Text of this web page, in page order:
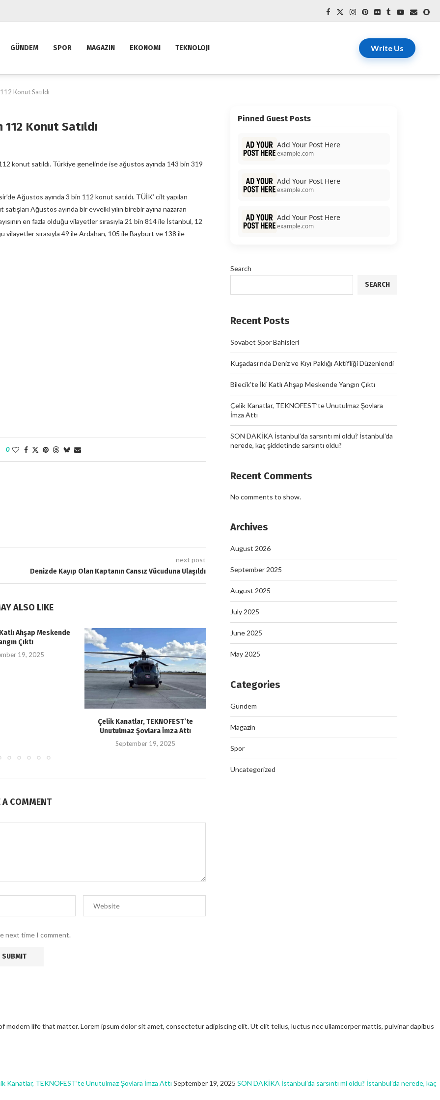
GÜNDEM SPOR MAGAZIN EKONOMI TEKNOLOJI Write Us
Konut Satıldı
112 Konut Satıldı
konut satıldı. Türkiye genelinde ise ağustos ayında 143 bin 319
Ağustos ayında 3 bin 112 konut satıldı. TÜİK’ cilt yapılan
Ağustos ayında bir evvelki yılın birebir ayına nazaran
en fazla olduğu vilayetler sırasıyla 21 bin 814 ile İstanbul, 12
sırasıyla 49 ile Ardahan, 105 ile Bayburt ve 138 ile
0
next post
Denizde Kayıp Olan Kaptanın Cansız Vücuduna Ulaşıldı
ALSO LIKE
Ahşap Meskende
Çıktı
19, 2025
Çelik Kanatlar, TEKNOFEST’te
Unutulmaz Şovlara İmza Attı
September 19, 2025
oldu? İstanbul’da nerede,...
September 19, 2025
A COMMENT
next time I comment.
Pinned Guest Posts
Add Your Post Here
example.com
Add Your Post Here
example.com
Add Your Post Here
example.com
Search
SEARCH
Recent Posts
Sovabet Spor Bahisleri
Kuşadası’nda Deniz ve Kıyı Paklığı Aktifliği Düzenlendi
Bilecik’te İki Katlı Ahşap Meskende Yangın Çıktı
Çelik Kanatlar, TEKNOFEST’te Unutulmaz Şovlara
İmza Attı
SON DAKİKA İstanbul’da sarsıntı mi oldu? İstanbul’da
nerede, kaç şiddetinde sarsıntı oldu?
Recent Comments
No comments to show.
Archives
August 2026
September 2025
August 2025
July 2025
June 2025
May 2025
Categories
Gündem
Magazin
Spor
Uncategorized
modern life that matter. Lorem ipsum dolor sit amet, consectetur adipiscing elit. Ut elit tellus, luctus nec ullamcorper mattis, pulvinar dapibus
Kanatlar, TEKNOFEST’te Unutulmaz Şovlara İmza Attı September 19, 2025 SON DAKİKA İstanbul’da sarsıntı mi oldu? İstanbul’da nerede, kaç